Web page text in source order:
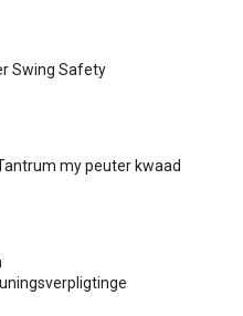
Swing Safety
my peuter kwaad